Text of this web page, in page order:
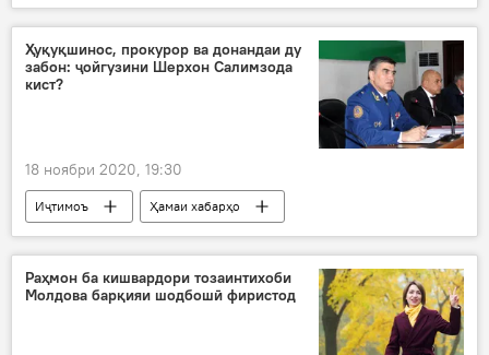
Ҳуқуқшинос, прокурор ва донандаи ду
забон: ҷойгузини Шерхон Салимзода
кист?
18 ноябри 2020, 19:30
Иҷтимоъ
Ҳамаи хабарҳо
Дар Тоҷикистон
Раҳмон ба кишвардори тозаинтихоби
Молдова барқияи шодбошӣ фиристод